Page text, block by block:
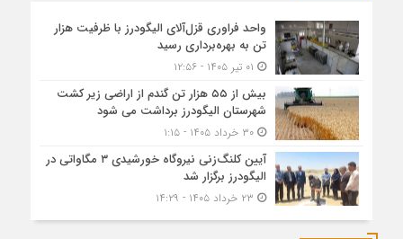
واحد فراوری قزل‌آلای الیگودرز با ظرفیت هزار
تن به بهره‌برداری رسید
بیش از ۵۵ هزار تن گندم از اراضی زیر کشت
شهرستان الیگودرز برداشت می شود
۳۰ خرداد ۱۴۰۵ - ۱:۱۵
آیین کلنگ‌زنی نیروگاه خورشیدی ۳ مگاواتی در
الیگودرز برگزار شد